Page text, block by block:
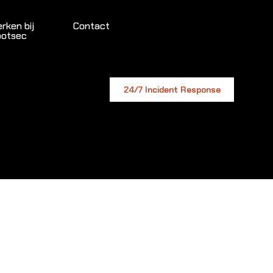
bij Contact
24/7 Incident Response